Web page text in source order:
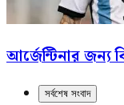
আর্জেন্টিনার জন্য
সর্বশেষ সংবাদ